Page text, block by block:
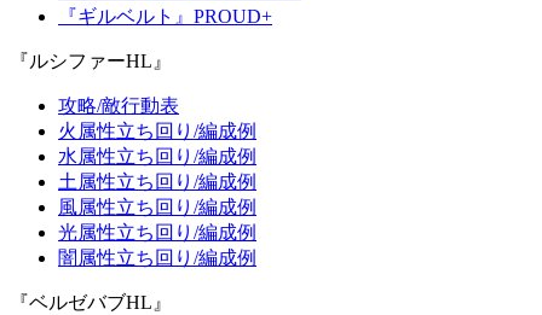
『ギルベルト』PROUD+
『ルシファーHL』
攻略/敵行動表
火属性立ち回り/編成例
水属性立ち回り/編成例
土属性立ち回り/編成例
風属性立ち回り/編成例
光属性立ち回り/編成例
闇属性立ち回り/編成例
『ベルゼバブHL』